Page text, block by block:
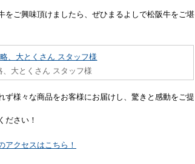
をご興味頂けましたら、ぜひまるよしで松阪牛をご堪
、大とくさん スタッフ様
ず様々な商品をお客様にお届けし、驚きと感動をご提
ださい！
アクセスはこちら！